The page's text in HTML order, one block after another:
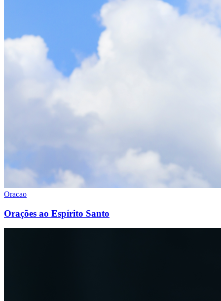
Oracao
Orações ao Espírito Santo